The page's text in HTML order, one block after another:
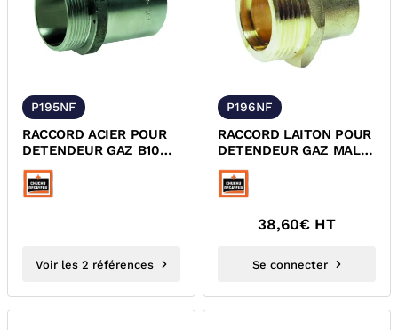
P195NF
RACCORD ACIER POUR
DETENDEUR GAZ B10
ET B25 MALE JPC/A
SOUDER NF
Voir les 2 références
P196NF
RACCORD LAITON POUR
DETENDEUR GAZ MALE
JPG / A SOUDER CUIVRE
NF
38,60€ HT
Se connecter